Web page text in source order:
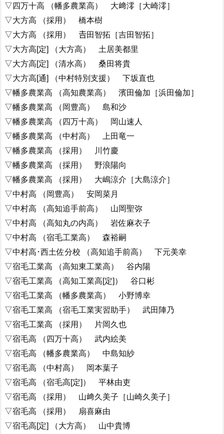
▽四万十高 （幡多農業高） 大﨑澪［大崎澪］
▽大方高 （採用） 橋本樹
▽大方高 （採用） 𠮷田智拓［吉田智拓］
▽大方高[定] （大方高） 土居美都里
▽大方高[定] （清水高） 桑田将貴
▽大方高[通] （中村特別支援） 下坂直也
▽幡多農業高 （高知農業高） 濱田倫加［浜田倫加］
▽幡多農業高 （岡豊高） 島和沙
▽幡多農業高 （四万十高） 岡山速人
▽幡多農業高 （中村高） 上田竜一
▽幡多農業高 （採用） 川竹慶
▽幡多農業高 （採用） 野浪陽向
▽幡多農業高 （採用） 大嶋涼介［大島涼介］
▽中村高 （岡豊高） 安岡菜月
▽中村高 （高知追手前高） 山岡聖弥
▽中村高 （高知丸の内高） 岩佐麻衣子
▽中村高 （宿毛工業高） 森裕嗣
▽中村高･西土佐分校 （高知追手前高） 下元美幸
▽宿毛工業高 （高知東工業高） 谷内陽
▽宿毛工業高 （高知工業高[定]） 谷口彬
▽宿毛工業高 （幡多農業高） 小野博幸
▽宿毛工業高 （宿毛工業実習助手） 武田陣乃
▽宿毛工業高 （採用） 片岡久也
▽宿毛高 （四万十高） 武内絵美
▽宿毛高 （幡多農業高） 中島知紗
▽宿毛高 （中村高） 岡本葉子
▽宿毛高 （宿毛高[定]） 平林由吏
▽宿毛高 （採用） 山﨑久美子［山崎久美子］
▽宿毛高 （採用） 扇喜麻由
▽宿毛高[定] （大方高） 山中貴博